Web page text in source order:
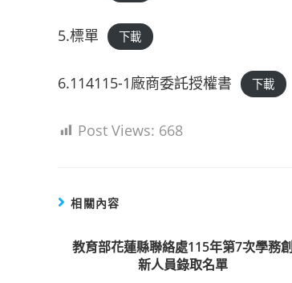
5.標單 下載
6.114115-1廠商委託授權書 下載
Post Views: 668
相關內容
教育部花蓮縣聯絡處115年第7次學務創
新人員錄取名單